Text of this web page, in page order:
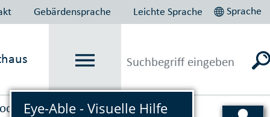
Gebärdensprache Leichte Sprache Sprache